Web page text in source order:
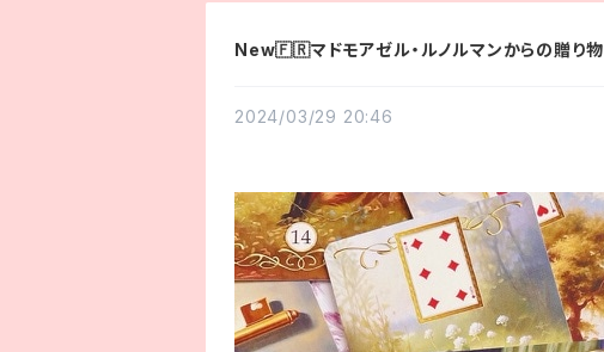
New🇫🇷マドモアゼル・ルノルマンからの贈り物
2024/03/29 20:46